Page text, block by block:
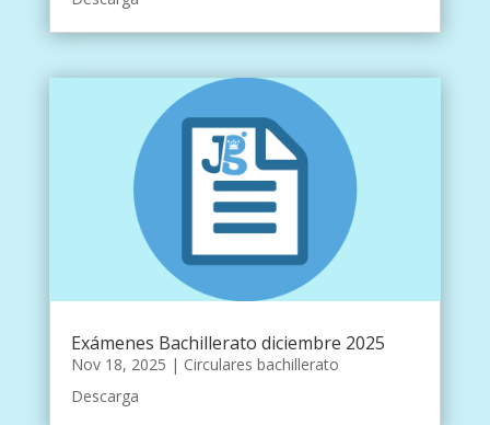
Exámenes Bachillerato diciembre 2025
Nov 18, 2025 | Circulares bachillerato
Descarga